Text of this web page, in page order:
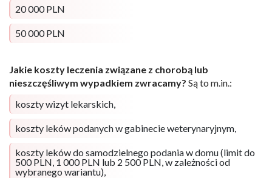
20 000 PLN
50 000 PLN
Jakie koszty leczenia związane z chorobą lub
nieszczęśliwym wypadkiem zwracamy? Są to m.in.:
koszty wizyt lekarskich,
koszty leków podanych w gabinecie weterynaryjnym,
koszty leków do samodzielnego podania w domu (limit do
500 PLN, 1 000 PLN lub 2 500 PLN, w zależności od
wybranego wariantu),